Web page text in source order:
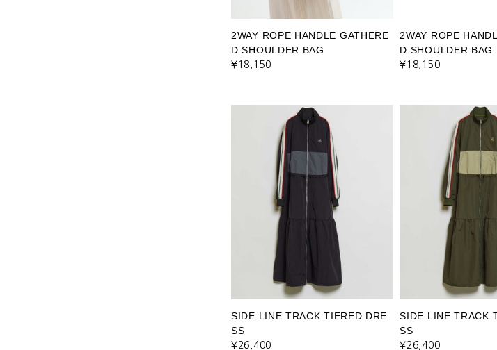
2WAY ROPE HANDLE GATHERE
D SHOULDER BAG
¥18,150
2WAY ROPE
D SHOULDER BAG
¥18,150
SIDE LINE TRACK TIERED DRE
SS
¥26,400
SIDE LINE TRACK
SS
¥26,400